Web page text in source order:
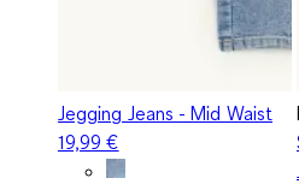
Jegging Jeans - Mid Waist
19,99 €